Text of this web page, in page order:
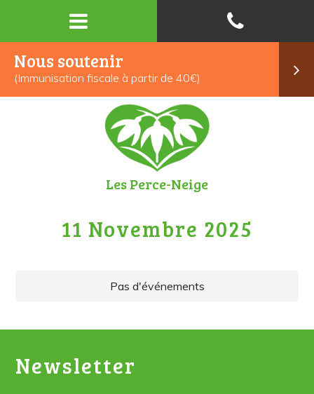
Nous soutenir
(Immunisation fiscale à partir de 40€)
Les Perce-Neige
11 Novembre 2025
Pas d'événements
Newsletter